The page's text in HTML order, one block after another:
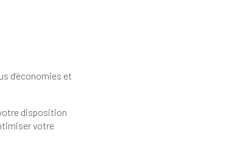
d’économies et
disposition
votre